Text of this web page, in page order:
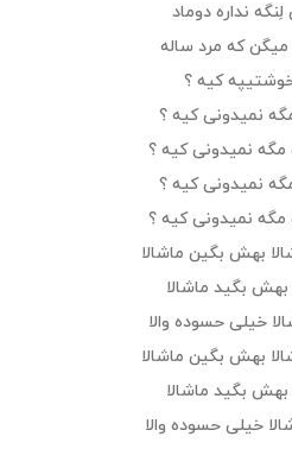
نداره دوماد
که مرد ساله
خوشتیپه کیه ؟
نمیدونی کیه ؟
نمیدونی کیه ؟
نمیدونی کیه ؟
نمیدونی کیه ؟
بهش بگین ماشالا
بهش بگید ماشالا
خیلی حسوده والا
بهش بگین ماشالا
بهش بگید ماشالا
خیلی حسوده والا